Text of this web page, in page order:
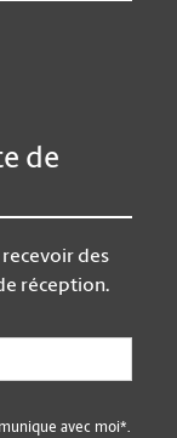
de
des
réception.
avec moi*.